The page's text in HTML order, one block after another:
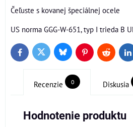
Čeľuste s kovanej špeciálnej ocele
US norma GGG-W-651, typ I trieda B
FacebookTwitter BlueskyPinterestReddit
Recenzie 0 Diskusia
Hodnotenie produktu